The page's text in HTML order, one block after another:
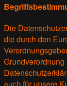
Die
die durch den
auch für unsere